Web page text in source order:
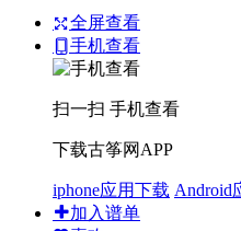
全屏查看
手机查看
扫一扫 手机查看
下载古筝网APP
iphone应用下载 Android
加入谱单